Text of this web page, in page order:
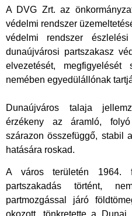
A DVG Zrt. az
védelmi rendszer
védelmi rendszer
dunaújvárosi partszakasz
elvezetését,
nemében egyedülállónak
Dunaújváros talaja
érzékeny az áramló,
szárazon összefüggő, stabil
hatására roskad.
A város területén 1964.
partszakadás történt,
partmozgással járó